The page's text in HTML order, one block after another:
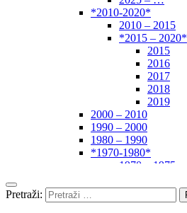
*2010-2020*
2010 – 2015
*2015 – 2020*
2015
2016
2017
2018
2019
2000 – 2010
1990 – 2000
1980 – 1990
*1970-1980*
1970 – 1975
1960 – 1970
1950 – 1960
Pretraži: